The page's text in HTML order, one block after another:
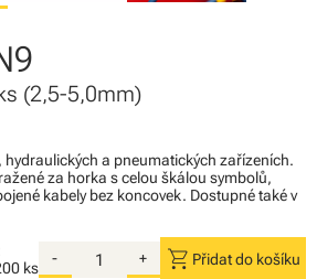
(2,5-5,0mm)
hydraulických a pneumatických zařízeních.
za horka s celou škálou symbolů,
kabely bez koncovek. Dostupné také v
ks
- + shopping_cart Přidat do košíku